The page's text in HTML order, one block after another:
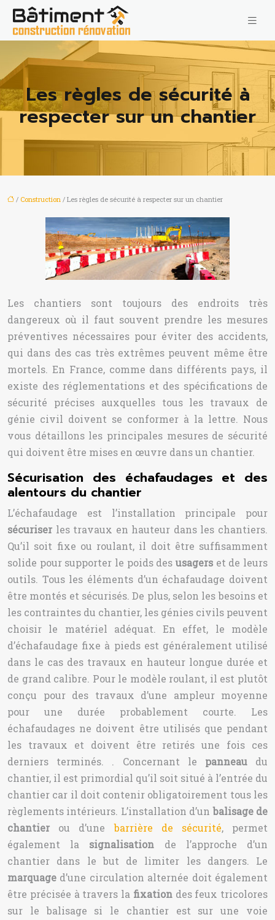
Les règles de sécurité à
respecter sur un chantier
/ Construction / Les règles de sécurité à respecter sur un chantier
Les chantiers sont toujours des endroits très
dangereux où il faut souvent prendre les mesures
préventives nécessaires pour éviter des accidents,
qui dans des cas très extrêmes peuvent même être
mortels. En France, comme dans différents pays, il
existe des réglementations et des spécifications de
sécurité précises auxquelles tous les travaux de
génie civil doivent se conformer à la lettre. Nous
vous détaillons les principales mesures de sécurité
qui doivent être mises en œuvre dans un chantier.
Sécurisation des échafaudages et des
alentours du chantier
L’échafaudage est l’installation principale pour
sécuriser les travaux en hauteur dans les chantiers.
Qu’il soit fixe ou roulant, il doit être suffisamment
solide pour supporter le poids des usagers et de leurs
outils. Tous les éléments d’un échafaudage doivent
être montés et sécurisés. De plus, selon les besoins et
les contraintes du chantier, les génies civils peuvent
choisir le matériel adéquat. En effet, le modèle
d’échafaudage fixe à pieds est généralement utilisé
dans le cas des travaux en hauteur longue durée et
de grand calibre. Pour le modèle roulant, il est plutôt
conçu pour des travaux d’une ampleur moyenne
pour une durée probablement courte. Les
échafaudages ne doivent être utilisés que pendant
les travaux et doivent être retirés une fois ces
derniers terminés. . Concernant le panneaudu
chantier, il est primordial qu’il soit situé à l’entrée du
chantier car il doit contenir obligatoirement tous les
règlements intérieurs. L’installation d’unbalisage de
chantier ou d’unebarrière de sécurité, permet
également la signalisation de l’approche d’un
chantier dans le but de limiter les dangers. Le
marquage d’une circulation alternée doit également
être précisée à travers la fixationdes feux tricolores
sur le balisage si le chantier est sur une voie